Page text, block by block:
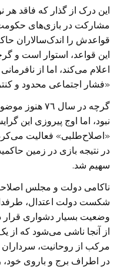
این درک از گذار که فاقد
مشارکت در بازی‌های
قواعدش را اندک‌سالاران
این قواعد، استوار است و
اعلام می‌کند، اما از
«فشار اجتماعی محدود و
گرچه در سال
نبود، اما اوج پیروزی این
در نتیجه بازی در زمین
سهیم شد.
ناکامی دولت و مجلس
شکست دولت اعتدال،
وضعیت بسیار دشواری قرار
از آنجا ناشی می‌شود که از
مرکب از روحانیت،
در اطراف برج و باروی خود،